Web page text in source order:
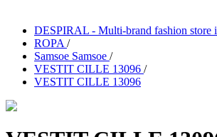
DESPIRAL - Multi-brand fashion store
ROPA /
Samsoe Samsoe /
VESTIT CILLE 13096 /
VESTIT CILLE 13096